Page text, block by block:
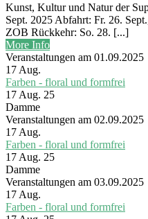
Kunst, Kultur und Natur der
Sept. 2025 Abfahrt: Fr. 26.
ZOB Rückkehr: So. 28. [...]
More Info
Veranstaltungen am 01.09.2025
17 Aug.
Farben - floral und formfrei
17 Aug. 25
Damme
Veranstaltungen am 02.09.2025
17 Aug.
Farben - floral und formfrei
17 Aug. 25
Damme
Veranstaltungen am 03.09.2025
17 Aug.
Farben - floral und formfrei